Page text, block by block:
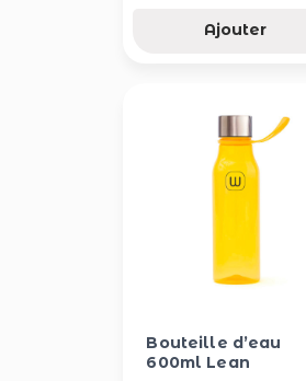
Ajouter
Bouteille d’eau
600ml Lean